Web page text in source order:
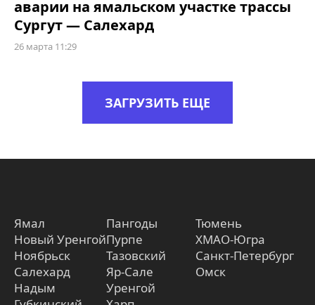
аварии на ямальском участке трассы
Сургут — Салехард
26 марта 11:29
ЗАГРУЗИТЬ ЕЩЕ
Ямал
Новый Уренгой
Ноябрьск
Салехард
Надым
Пангоды
Пурпе
Тазовский
Яр-Сале
Уренгой
Тюмень
ХМАО-Югра
Санкт-Петербург
Омск